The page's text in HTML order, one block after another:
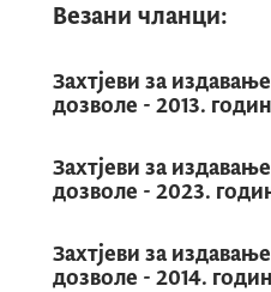
Везани чланци:
Захтјеви за
дозволе - 2013.
Захтјеви за
дозволе - 2023.
Захтјеви за
дозволе - 2014.